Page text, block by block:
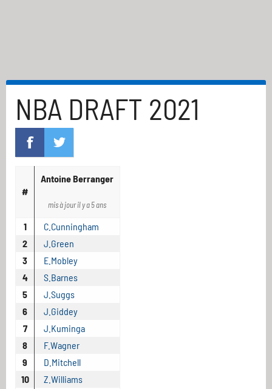
NBA DRAFT 2021
#
Antoine Berranger
mis à jour il y a 5 ans
1
C.Cunningham
2
J.Green
3
E.Mobley
4
S.Barnes
5
J.Suggs
6
J.Giddey
7
J.Kuminga
8
F.Wagner
9
D.Mitchell
10
Z.Williams